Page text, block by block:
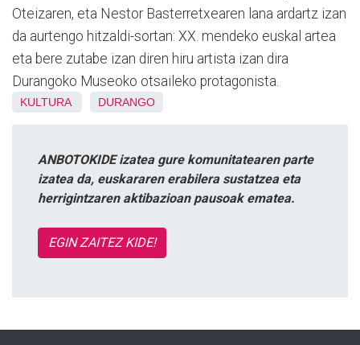
Oteizaren, eta Nestor Basterretxearen lana ardartz izan
da aurtengo hitzaldi-sortan: XX. mendeko euskal artea
eta bere zutabe izan diren hiru artista izan dira
Durangoko Museoko otsaileko protagonista.
KULTURA DURANGO
ANBOTOKIDE izatea gure komunitatearen parte
izatea da, euskararen erabilera sustatzea eta
herrigintzaren aktibazioan pausoak ematea.
EGIN ZAITEZ KIDE!